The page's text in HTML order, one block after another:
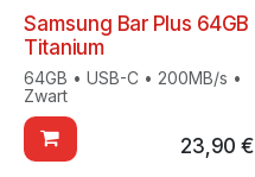
Samsung Bar Plus 64GB
Titanium
64GB • USB-C • 200MB/s •
Zwart
23,90 €